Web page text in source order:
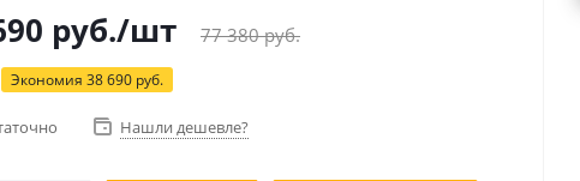
руб./шт 77 380руб.
Экономия 38 690 руб.
Нашли дешевле?